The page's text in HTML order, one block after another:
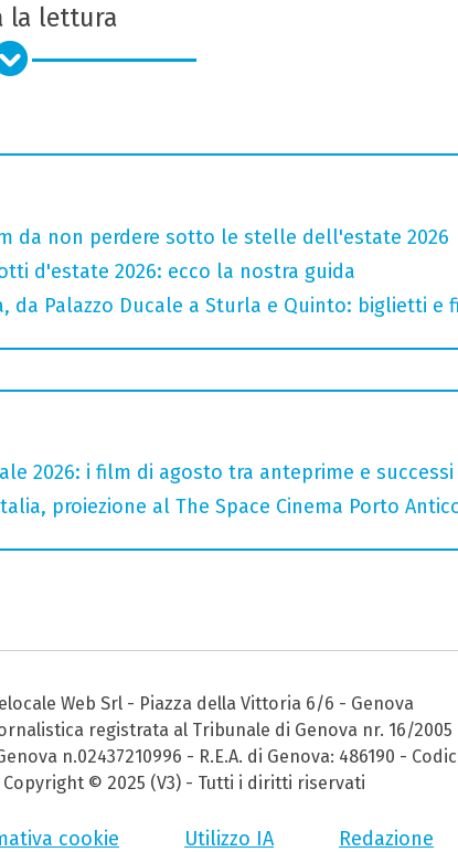
la lettura
da non perdere sotto le stelle dell'estate 2026
d'estate 2026: ecco la nostra guida
da Palazzo Ducale a Sturla e Quinto: biglietti e
2026: i film di agosto tra anteprime e successi
proiezione al The Space Cinema Porto
Web Srl - Piazza della Vittoria 6/6 - Genova
registrata al Tribunale di Genova nr. 16/2005
n.02437210996 - R.E.A. di Genova: 486190 -
Copyright © 2025 (V3) - Tutti i diritti riservati
cookie Utilizzo IA Redazione